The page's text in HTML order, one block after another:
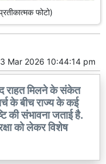
फोटो)
Mar 2026 10:44:14 pm
राहत मिलने के संकेत
के बीच राज्य के कई
की संभावना जताई है.
को लेकर विशेष